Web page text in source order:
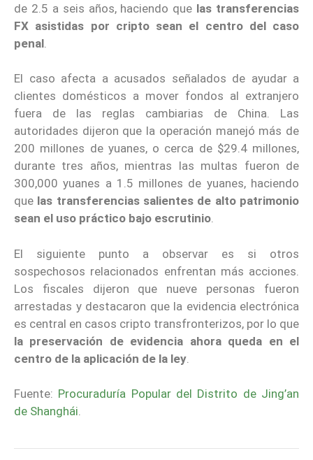
de 2.5 a seis años, haciendo que las transferencias
FX asistidas por cripto sean el centro del caso
penal
El caso afecta a acusados señalados de ayudar a
clientes domésticos a mover fondos al extranjero
fuera de las reglas cambiarias de China. Las
autoridades dijeron que la operación manejó más de
200 millones de yuanes, o cerca de $29.4 millones,
durante tres años, mientras las multas fueron de
300,000 yuanes a 1.5 millones de yuanes, haciendo
que las transferencias salientes de alto patrimonio
sean el uso práctico bajo escrutinio.
El siguiente punto a observar es si otros
sospechosos relacionados enfrentan más acciones.
Los fiscales dijeron que nueve personas fueron
arrestadas y destacaron que la evidencia electrónica
es central en casos cripto transfronterizos, por lo que
la preservación de evidencia ahora queda en el
centro de la aplicación de la ley
Fuente: Procuraduría Popular del Distrito de Jing’an
de Shanghái.